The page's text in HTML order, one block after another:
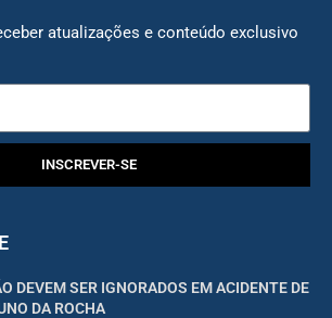
atualizações e conteúdo exclusivo
INSCREVER-SE
DEVEM SER IGNORADOS EM ACIDENTE DE
DA ROCHA